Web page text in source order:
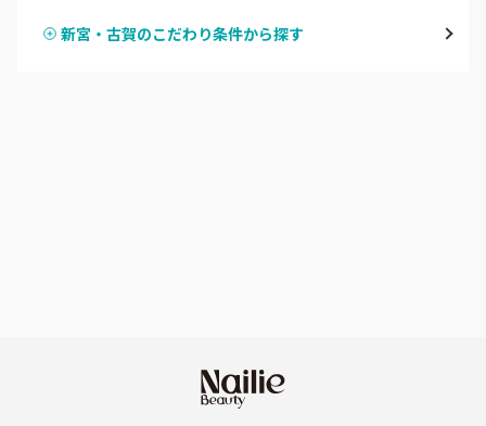
ハンドスカルプ
新宮・古賀のこだわり条件から探す